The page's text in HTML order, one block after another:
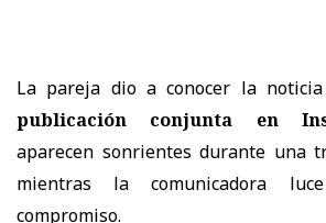
La pareja dio a conocer la
publicación conjunta en
aparecen sonrientes durante una
mientras la comunicadora
compromiso.